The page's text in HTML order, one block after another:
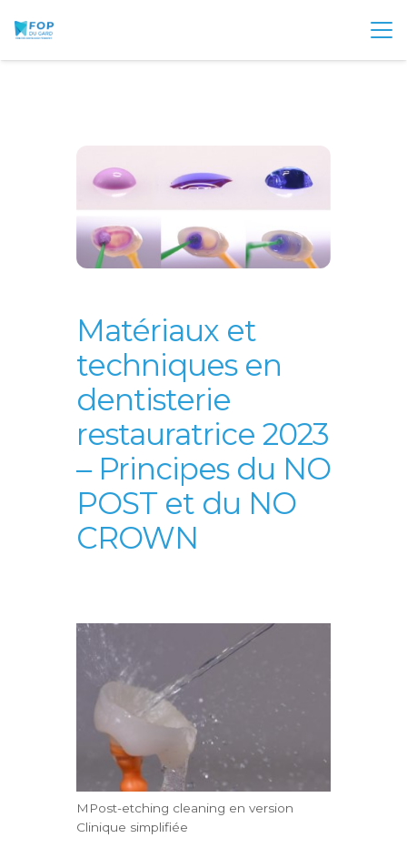
Matériaux et
techniques en
dentisterie
restauratrice 2023
– Principes du NO
POST et du NO
CROWN
MPost-etching cleaning en version
Clinique simplifiée